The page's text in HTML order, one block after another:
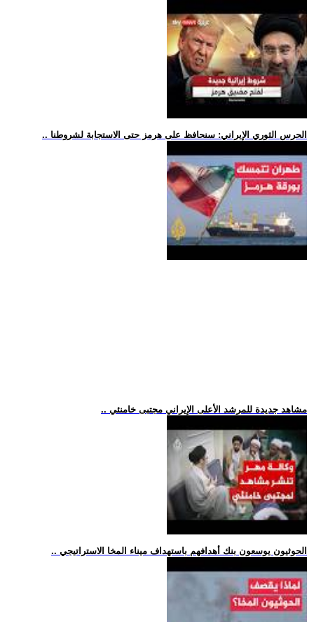
.. الحرس الثوري الإيراني: سنحافظ على هرمز حتى الاستجابة لشروطنا
.. مشاهد جديدة للمرشد الأعلى الإيراني مجتبى خامنئي
.. الحوثيون يوسعون بنك أهدافهم باستهداف ميناء المخا الاستراتيجي